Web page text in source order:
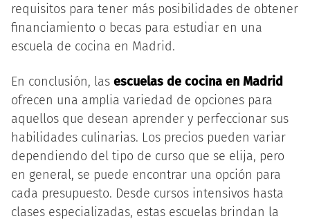
requisitos para tener más posibilidades de obtener
financiamiento o becas para estudiar en una
escuela de cocina en Madrid.
En conclusión, las escuelas de cocina en Madrid
ofrecen una amplia variedad de opciones para
aquellos que desean aprender y perfeccionar sus
habilidades culinarias. Los precios pueden variar
dependiendo del tipo de curso que se elija, pero
en general, se puede encontrar una opción para
cada presupuesto. Desde cursos intensivos hasta
clases especializadas, estas escuelas brindan la